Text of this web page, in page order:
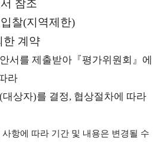
참조
찰(지역제한)
한 계약
서를 제출받아 『평가위원회 』 에
라
(대상자)를 결정, 협상절차에 따라
항에 따라 기간 및 내용은 변경될 수